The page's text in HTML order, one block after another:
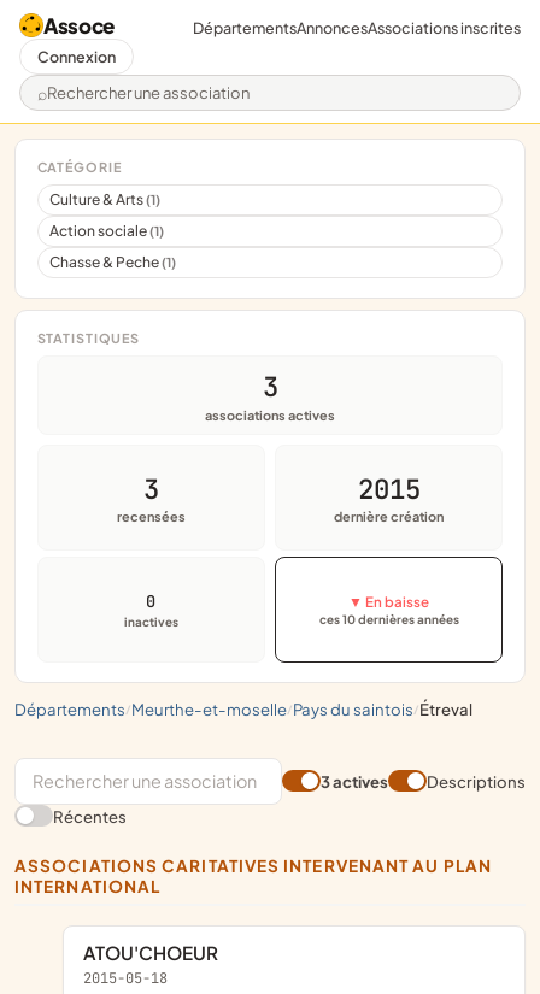
Assoce
Rechercher une association
DépartementsAnnoncesAssociations inscrites
Connexion
départements/ meurthe-et-moselle/ pays du saintois/ étreval
CATÉGORIE
Culture & Arts(1)
Action sociale(1)
Chasse & Peche(1)
STATISTIQUES
3
associations actives
3
recensées
2015
dernière création
0
inactives
▼ En baisse
ces 10 dernières années
3 actives
Descriptions
Récentes
ASSOCIATIONS CARITATIVES INTERVENANT AU PLAN
INTERNATIONAL
ATOU'CHOEUR
2015-05-18